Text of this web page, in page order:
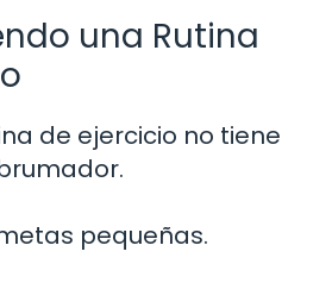
una Rutina
de ejercicio no tiene
pequeñas.